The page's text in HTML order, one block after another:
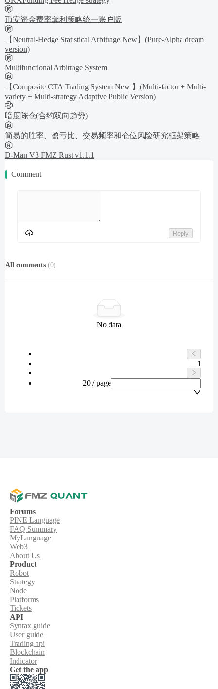
币安资金费率套利策略统一账户版
【Neutral-Hedge Statistical Arbitrage New】(Pure-Alpha dream
version)
Multifunctional Arbitrage System
【Composite CTA Trading System New 】(Multi-factor + Multi-
variety + Multi-strategy Adaptive Public Version)
暗度陈仓(合约双向趋势)
简易的胜率、盈亏比、交易频率和仓位风险研究框架策略
D-Man V3 FMZ Rust v1.1.1
Comment
Reply
All comments (0)
No data
1
20 / page
Forums
PINE Language
FAQ Summary
MyLanguage
Web3
About Us
Product
Robot
Strategy
Node
Platforms
Tickets
API
Syntax guide
User guide
Trading api
Blockchain
Indicator
Get the app